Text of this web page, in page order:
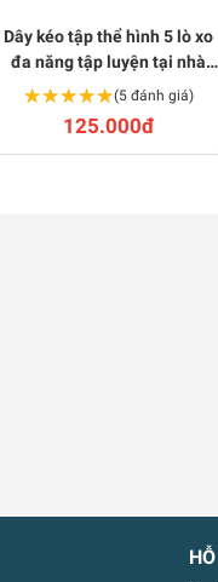
Dây kéo tập thể hình 5 lò xo
đa năng tập luyện tại nhà
H105
★★★★★
★★★★★(5 đánh giá)
125.000đ